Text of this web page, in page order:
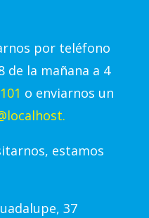
por teléfono
de la mañana a 4
o enviarnos un
estamos
37